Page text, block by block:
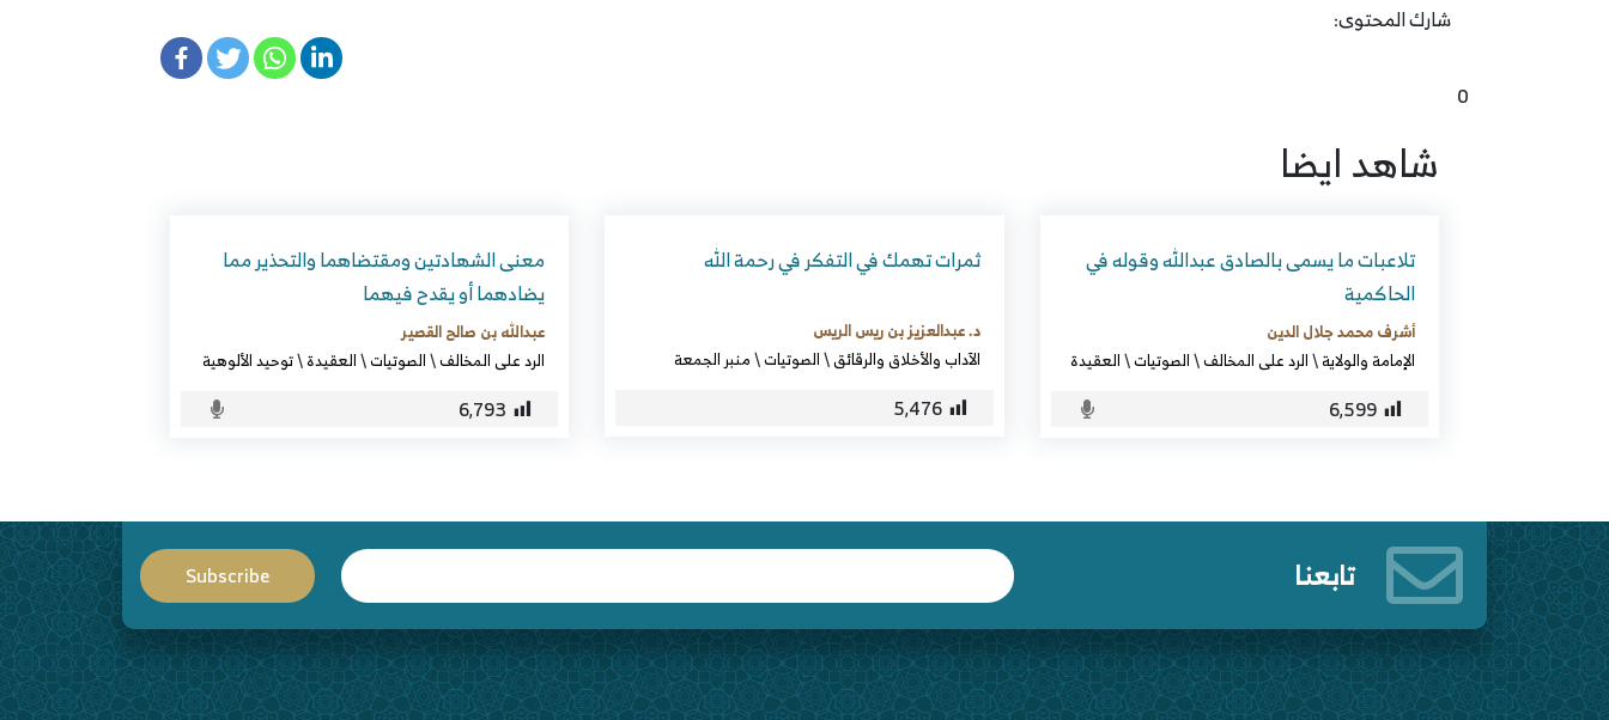
شارك المحتوى:
0
شاهد ايضا
تلاعبات ما يسمى بالصادق عبدالله وقوله في
الحاكمية
أشرف محمد جلال الدين
الإمامة والولاية\الرد على المخالف\الصوتيات\العقيدة
6٬599
ثمرات تهمك في التفكر في رحمة الله
د. عبدالعزيز بن ريس الريس
الآداب والأخلاق والرقائق\الصوتيات\منبر الجمعة
5٬476
معنى الشهادتين ومقتضاهما والتحذير مما
يضادهما أو يقدح فيهما
عبدالله بن صالح القصير
الرد على المخالف\الصوتيات\العقيدة\توحيد الألوهية
6٬793
تابعنا